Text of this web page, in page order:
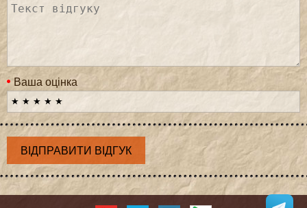
Ваша оцінка